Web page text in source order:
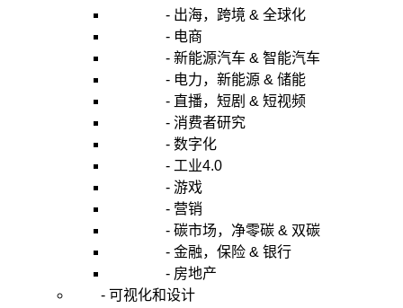
- 出海，跨境 & 全球化
- 电商
- 新能源汽车 & 智能汽车
- 电力，新能源 & 储能
- 直播，短剧 & 短视频
- 消费者研究
- 数字化
- 工业4.0
- 游戏
- 营销
- 碳市场，净零碳 & 双碳
- 金融，保险 & 银行
- 房地产
- 可视化和设计